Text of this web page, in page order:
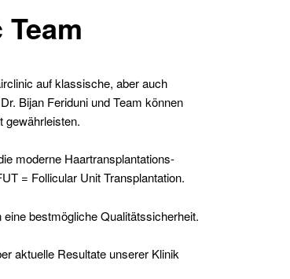
auf klassische, aber auch
Bijan Feriduni und Team können
gewährleisten.
moderne Haartransplantations-
= Follicular Unit Transplantation.
bestmögliche Qualitätssicherheit.
aktuelle Resultate unserer Klinik